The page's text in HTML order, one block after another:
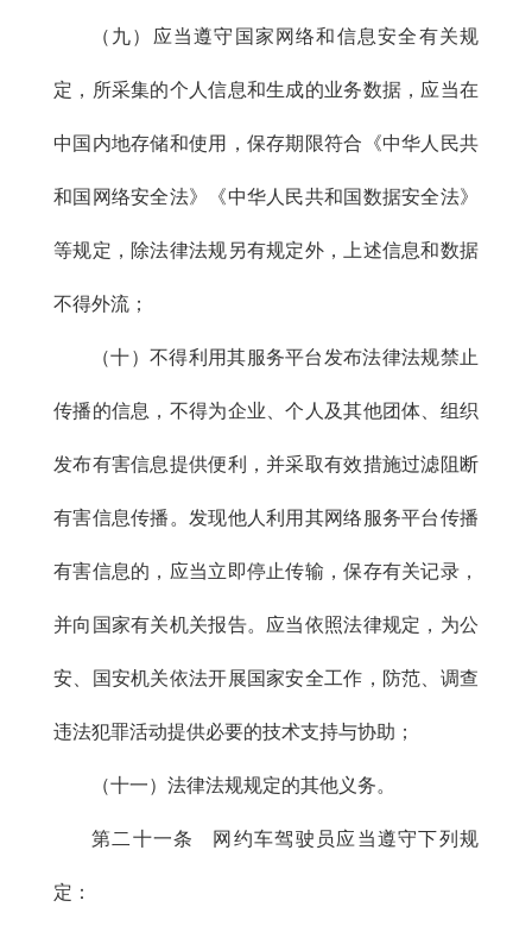
（九）应当遵守国家网络和信息安全有关规
定，所采集的个人信息和生成的业务数据，应当在
中国内地存储和使用，保存期限符合《中华人民共
和国网络安全法》《中华人民共和国 数据安全法》
等规定，除法律法规另有规定外，上述信息和数据
不得外流；
（十）不得利用其服务平台发布法律法规禁止
传播的信息，不得为企业、个人及其他团体、组织
发布有害信息提供便利，并采取有效措施过滤阻断
有害信息传播。发现他人利用其网络服务平台传播
有害信息的，应当立即停止传输，保存有关记录，
并向国家有关机关报告。应当依照法律规定，为公
安、国安机关依法开展国家安全工作，防范、调查
违法犯罪活动提供必要的技术支持与协助；
（十一）法律法规规定的其他义务。
第二十一条 网约车驾驶员应当遵守下列规
定：